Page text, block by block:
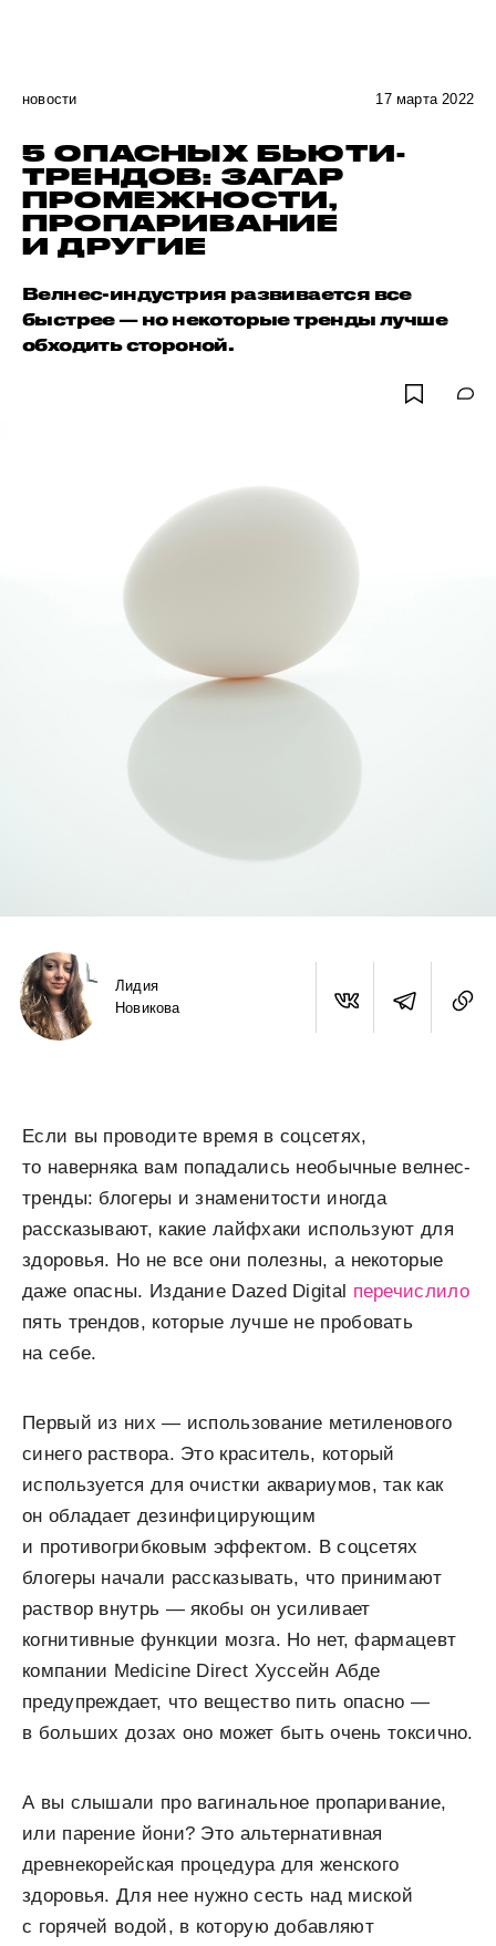
новости 17 марта 2022
5 ОПАСНЫХ БЬЮТИ-
ТРЕНДОВ: ЗАГАР
ПРОМЕЖНОСТИ,
ПРОПАРИВАНИЕ
И ДРУГИЕ
Велнес-индустрия развивается все
быстрее — но некоторые тренды лучше
обходить стороной.
Лидия
Новикова
Если вы проводите время в соцсетях,
то наверняка вам попадались необычные велнес-
тренды: блогеры и знаменитости иногда
рассказывают, какие лайфхаки используют для
здоровья. Но не все они полезны, а некоторые
даже опасны. Издание Dazed Digital перечислило
пять трендов, которые лучше не пробовать
на себе.
Первый из них — использование метиленового
синего раствора. Это краситель, который
используется для очистки аквариумов, так как
он обладает дезинфицирующим
и противогрибковым эффектом. В соцсетях
блогеры начали рассказывать, что принимают
раствор внутрь — якобы он усиливает
когнитивные функции мозга. Но нет, фармацевт
компании Medicine Direct Хуссейн Абде
предупреждает, что вещество пить опасно —
в больших дозах оно может быть очень токсично.
А вы слышали про вагинальное пропаривание,
или парение йони? Это альтернативная
древнекорейская процедура для женского
здоровья. Для нее нужно сесть над миской
с горячей водой, в которую добавляют